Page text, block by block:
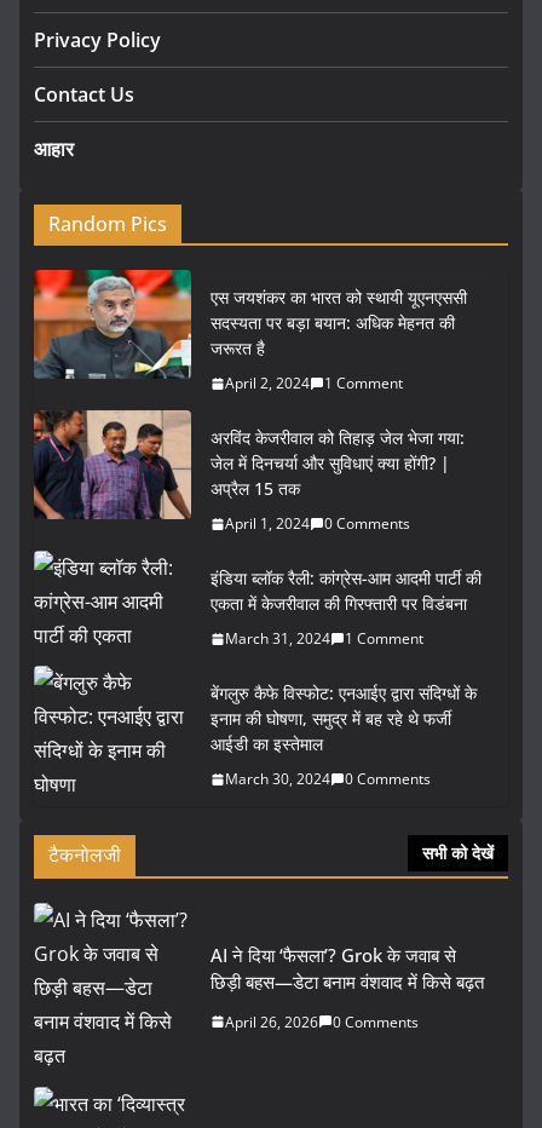
Privacy Policy
Contact Us
आहार
Random Pics
एस जयशंकर का भारत को स्थायी यूएनएससी
सदस्यता पर बड़ा बयान: अधिक मेहनत की
जरूरत है
April 2, 2024 1 Comment
अरविंद केजरीवाल को तिहाड़ जेल भेजा गया:
जेल में दिनचर्या और सुविधाएं क्या होंगी? |
अप्रैल 15 तक
April 1, 2024 0 Comments
इंडिया ब्लॉक रैली: कांग्रेस-आम आदमी पार्टी की
एकता में केजरीवाल की गिरफ्तारी पर विडंबना
March 31, 2024 1 Comment
बेंगलुरु कैफे विस्फोट: एनआईए द्वारा संदिग्धों के
इनाम की घोषणा, समुद्र में बह रहे थे फर्जी
आईडी का इस्तेमाल
March 30, 2024 0 Comments
टैकनोलजी सभी को देखें
AI ने दिया ‘फैसला’? Grok के जवाब से
छिड़ी बहस—डेटा बनाम वंशवाद में किसे बढ़त
April 26, 2026 0 Comments